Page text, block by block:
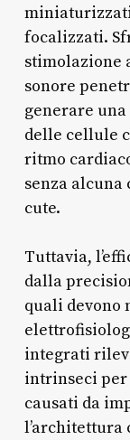
focalizzati.
stimolazione
sonore
generare
delle cellule
ritmo
senza
cute.
Tuttavia,
dalla
quali devono
integrati
intrinseci
causati da
l’architettura